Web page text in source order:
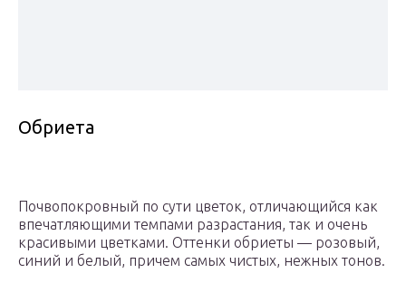
Обриета
Почвопокровный по сути цветок, отличающийся как
впечатляющими темпами разрастания, так и очень
красивыми цветками. Оттенки обриеты — розовый,
синий и белый, причем самых чистых, нежных тонов.